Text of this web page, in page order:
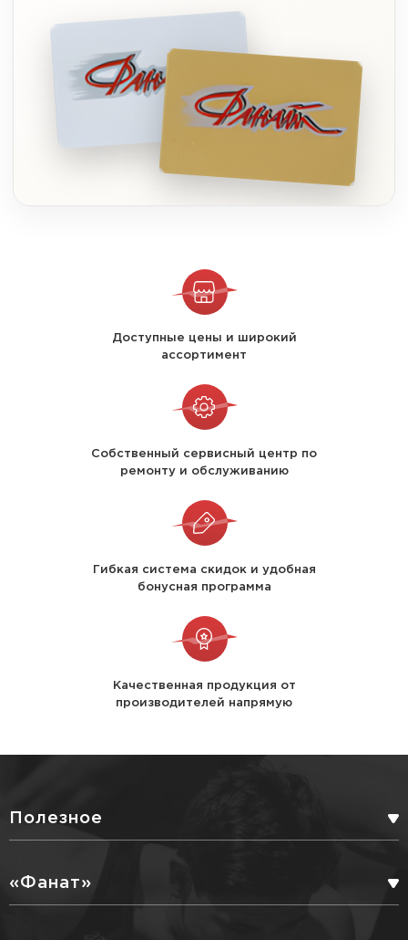
Доступные цены и широкий
ассортимент
Собственный сервисный центр по
ремонту и обслуживанию
Гибкая система скидок и удобная
бонусная программа
Качественная продукция от
производителей напрямую
Полезное
«Фанат»